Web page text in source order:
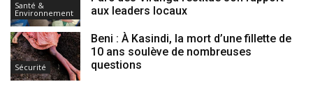
Santé &
Environnement
aux leaders locaux
Sécurité
Beni : À Kasindi, la mort d’une fillette de
10 ans soulève de nombreuses
questions